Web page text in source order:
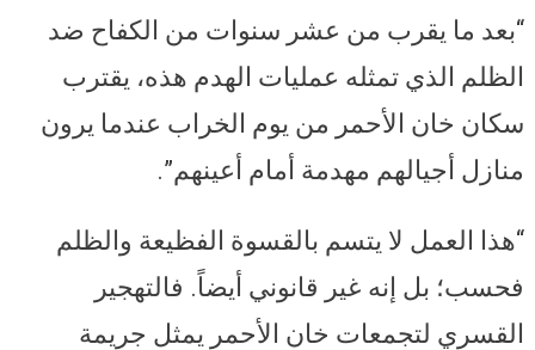
“بعد ما يقرب من عشر سنوات من الكفاح ضد
الظلم الذي تمثله عمليات الهدم هذه، يقترب
سكان خان الأحمر من يوم الخراب عندما يرون
منازل أجيالهم مهدمة أمام أعينهم”.
“هذا العمل لا يتسم بالقسوة الفظيعة والظلم
فحسب؛ بل إنه غير قانوني أيضاً. فالتهجير
القسري لتجمعات خان الأحمر يمثل جريمة